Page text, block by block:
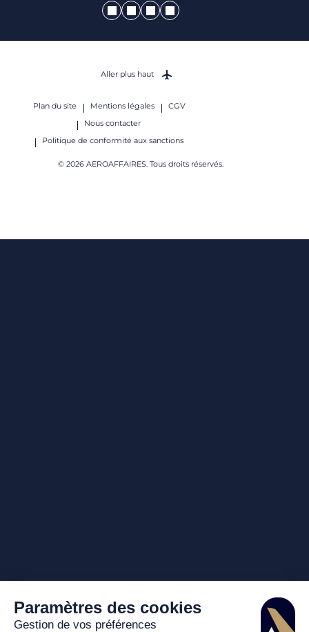
Plan du site Mentions légales
CGV
Nous contacter
Politique de conformité aux sanctions
© 2026 AEROAFFAIRES. Tous droits réservés.
Aller plus haut
Paramètres des cookies
Gestion de vos préférences